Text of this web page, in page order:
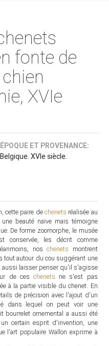
fonte de
XVIe
ÉPOQUE ET PROVENANCE:
Belgique. XVIe siècle.
cette paire dechenets réalisée au
beauté naïve mais témoigne
De forme zoomorphe, le musée
conservée, les décrit comme
noschenets montrent
tout autour du cou suggérant une
aussi laisser penser qu'il s'agisse
de ces chenets ne s'est pas
à la partie visible du chenet. En
de précision avec l'ajout d'un
dans lequel on peut voir une
bourrelet ornemental a aussi été
certain esprit d'invention, une
l'art populaire Wallon exprime à